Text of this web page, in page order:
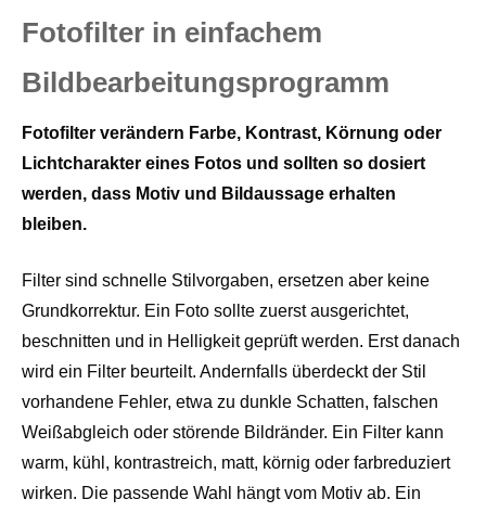
Fotofilter in einfachem
Bildbearbeitungsprogramm
Fotofilter verändern Farbe, Kontrast, Körnung oder
Lichtcharakter eines Fotos und sollten so dosiert
werden, dass Motiv und Bildaussage erhalten
bleiben.
Filter sind schnelle Stilvorgaben, ersetzen aber keine
Grundkorrektur. Ein Foto sollte zuerst ausgerichtet,
beschnitten und in Helligkeit geprüft werden. Erst danach
wird ein Filter beurteilt. Andernfalls überdeckt der Stil
vorhandene Fehler, etwa zu dunkle Schatten, falschen
Weißabgleich oder störende Bildränder. Ein Filter kann
warm, kühl, kontrastreich, matt, körnig oder farbreduziert
wirken. Die passende Wahl hängt vom Motiv ab. Ein